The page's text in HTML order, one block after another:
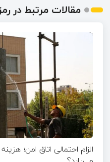
مقالات مرتبط در
الزام احتمالی اتاق امن؛